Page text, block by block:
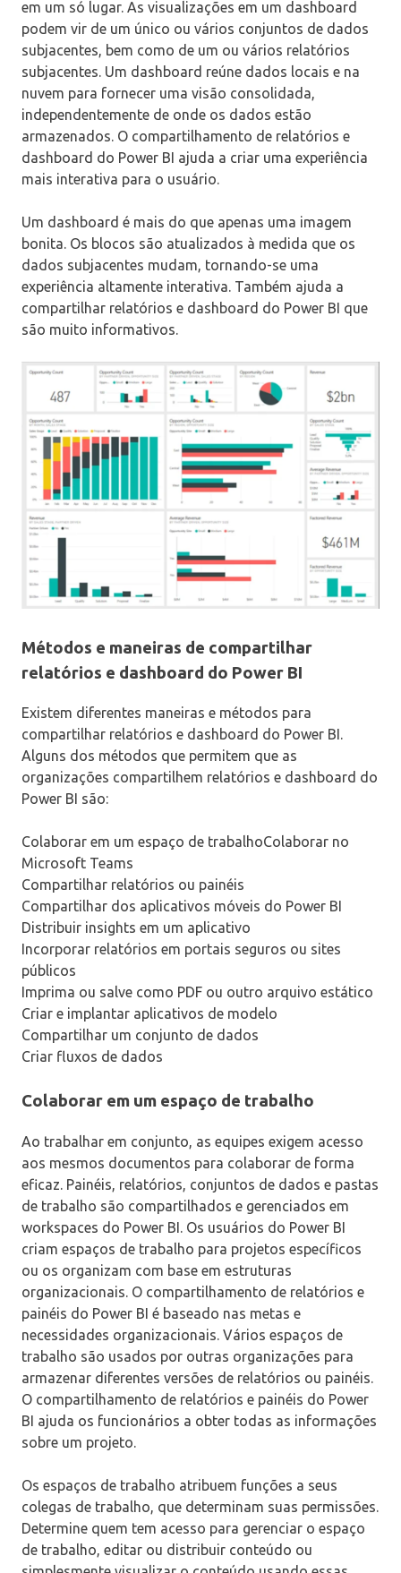
em um só lugar. As visualizações em um dashboard
podem vir de um único ou vários conjuntos de dados
subjacentes, bem como de um ou vários relatórios
subjacentes. Um dashboard reúne dados locais e na
nuvem para fornecer uma visão consolidada,
independentemente de onde os dados estão
armazenados. O compartilhamento de relatórios e
dashboard do Power BI ajuda a criar uma experiência
mais interativa para o usuário.
Um dashboard é mais do que apenas uma imagem
bonita. Os blocos são atualizados à medida que os
dados subjacentes mudam, tornando-se uma
experiência altamente interativa. Também ajuda a
compartilhar relatórios e dashboard do Power BI que
são muito informativos.
Métodos e maneiras de compartilhar
relatórios e dashboard do Power BI
Existem diferentes maneiras e métodos para
compartilhar relatórios e dashboard do Power BI.
Alguns dos métodos que permitem que as
organizações compartilhem relatórios e dashboard do
Power BI são:
Colaborar em um espaço de trabalhoColaborar no
Microsoft Teams
Compartilhar relatórios ou painéis
Compartilhar dos aplicativos móveis do Power BI
Distribuir insights em um aplicativo
Incorporar relatórios em portais seguros ou sites
públicos
Imprima ou salve como PDF ou outro arquivo estático
Criar e implantar aplicativos de modelo
Compartilhar um conjunto de dados
Criar fluxos de dados
Colaborar em um espaço de trabalho
Ao trabalhar em conjunto, as equipes exigem acesso
aos mesmos documentos para colaborar de forma
eficaz. Painéis, relatórios, conjuntos de dados e pastas
de trabalho são compartilhados e gerenciados em
workspaces do Power BI. Os usuários do Power BI
criam espaços de trabalho para projetos específicos
ou os organizam com base em estruturas
organizacionais. O compartilhamento de relatórios e
painéis do Power BI é baseado nas metas e
necessidades organizacionais. Vários espaços de
trabalho são usados ​​por outras organizações para
armazenar diferentes versões de relatórios ou painéis.
O compartilhamento de relatórios e painéis do Power
BI ajuda os funcionários a obter todas as informações
sobre um projeto.
Os espaços de trabalho atribuem funções a seus
colegas de trabalho, que determinam suas permissões.
Determine quem tem acesso para gerenciar o espaço
de trabalho, editar ou distribuir conteúdo ou